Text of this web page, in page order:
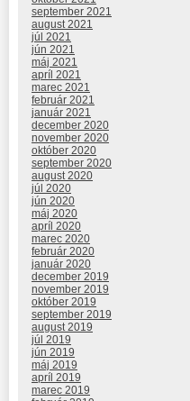
september 2021
august 2021
júl 2021
jún 2021
máj 2021
apríl 2021
marec 2021
február 2021
január 2021
december 2020
november 2020
október 2020
september 2020
august 2020
júl 2020
jún 2020
máj 2020
apríl 2020
marec 2020
február 2020
január 2020
december 2019
november 2019
október 2019
september 2019
august 2019
júl 2019
jún 2019
máj 2019
apríl 2019
marec 2019